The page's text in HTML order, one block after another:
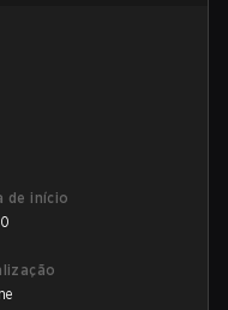
de início